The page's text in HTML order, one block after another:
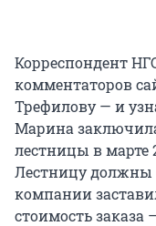
Корреспондент
комментаторов
Трефилову — и
Марина
лестницы в марте
Лестницу должны
компании
стоимость заказа